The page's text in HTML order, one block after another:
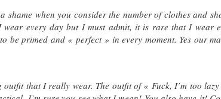
shame when you consider the number of clothes and
every day but I must admit, it is rare that I wear
be primed and « perfect » in every moment. Yes our
that I really wear. The outfit of « Fuck, I’m too